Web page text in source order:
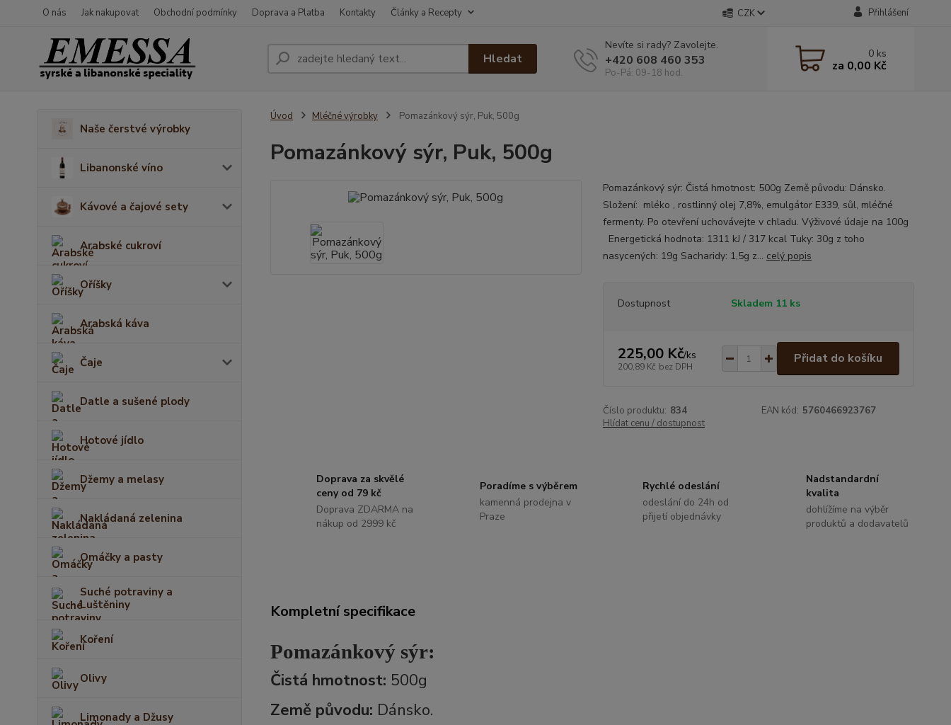
O nás Jak nakupovat Obchodní podmínky Doprava a Platba Kontakty Články a Recepty CZK Přihlášení
Hledat
Nevíte si rady? Zavolejte.
+420 608 460 353
Po-Pá: 09-18 hod.
0 ks
za 0,00 Kč
Naše čerstvé výrobky
Libanonské víno
Kávové a čajové sety
Arabské cukroví
Oříšky
Arabská káva
Čaje
Datle a sušené plody
Hotové jídlo
Džemy a melasy
Nakládaná zelenina
Omáčky a pasty
Suché potraviny a
Luštěniny
Koření
Olivy
Limonady a Džusy
Úvod Mléčné výrobky Pomazánkový sýr, Puk, 500g
Pomazánkový sýr, Puk, 500g
Pomazánkový sýr: Čistá hmotnost: 500g Země původu: Dánsko.
Složení: mléko , rostlinný olej 7,8%, emulgátor E339, sůl, mléčné
fermenty. Po otevření uchovávejte v chladu. Výživové údaje na 100g
Energetická hodnota: 1311 kJ / 317 kcal Tuky: 30g z toho
nasycených: 19g Sacharidy: 1,5g z... celý popis
Dostupnost Skladem 11 ks
225,00 Kč/ks
200,89 Kč bez DPH
Přidat do košíku
Číslo produktu: 834 EAN kód: 5760466923767
Hlídat cenu / dostupnost
Doprava za skvělé
ceny od 79 kč
Doprava ZDARMA na
nákup od 2999 kč
Poradíme s výběrem
kamenná prodejna v
Praze
Rychlé odeslání
odeslání do 24h od
přijetí objednávky
Nadstandardní
kvalita
dohlížíme na výběr
produktů a dodavatelů
Kompletní specifikace
Pomazánkový sýr:
Čistá hmotnost: 500g
Země původu: Dánsko.